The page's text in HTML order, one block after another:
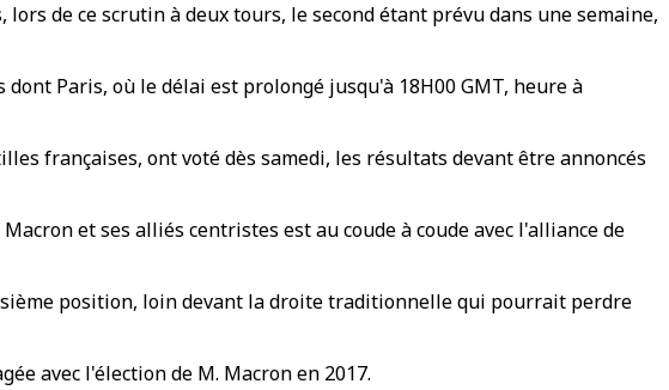
de ce scrutin à deux tours, le second étant prévu dans une semaine,
Paris, où le délai est prolongé jusqu'à 18H00 GMT, heure à
françaises, ont voté dès samedi, les résultats devant être annoncés
et ses alliés centristes est au coude à coude avec l'alliance de
position, loin devant la droite traditionnelle qui pourrait perdre
avec l'élection de M. Macron en 2017.